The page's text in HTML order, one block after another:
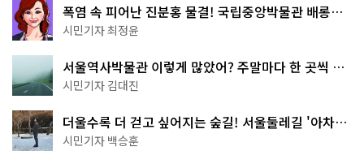
폭염 속 피어난 진분홍 물결! 국립중앙박물관 배롱나
무 명소
시민기자 최정윤
서울역사박물관 이렇게 많았어? 주말마다 한 곳씩 떠
나는 역사 산책
시민기자 김대진
더울수록 더 걷고 싶어지는 숲길! 서울둘레길 '아차산
코스'
시민기자 백승훈